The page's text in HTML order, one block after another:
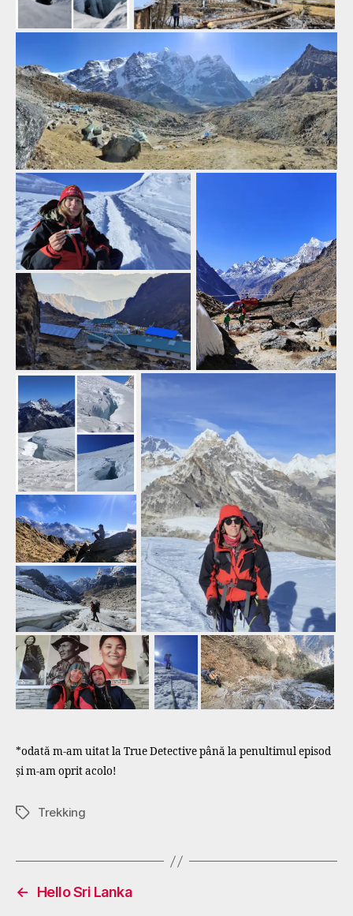
*odată m-am uitat la True Detective până la penultimul episod
și m-am oprit acolo!
TagsTrekking
← Hello Sri Lanka